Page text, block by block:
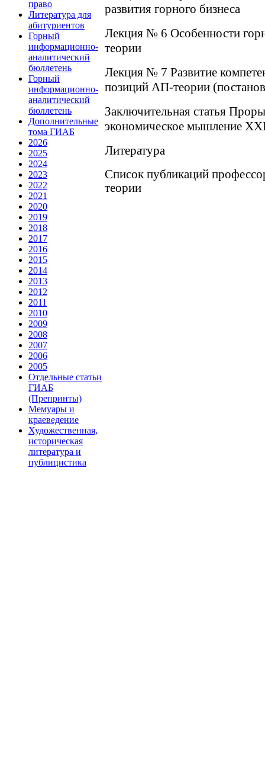
право
Литература для
абитуриентов
Горный
информационно-
аналитический
бюллетень
Горный
информационно-
аналитический
бюллетень
Дополнительные
тома ГИАБ
2026
2025
2024
2023
2022
2021
2020
2019
2018
2017
2016
2015
2014
2013
2012
2011
2010
2009
2008
2007
2006
2005
Отдельные статьи
ГИАБ
(Препринты)
Мемуары и
краеведение
Художественная,
историческая
литература и
публицистика
развития горного бизнеса
Лекция № 6 Особенности
теории
Лекция № 7 Развитие
позиций АП-теории
Заключительная статья
экономическое мышление
Литература
Список публикаций
теории